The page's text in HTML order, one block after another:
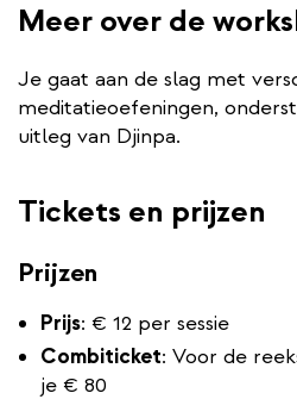
Meer over de
Je gaat aan de slag met
meditatieoefeningen,
uitleg van Djinpa.
Tickets en prijzen
Prijzen
Prijs: € 12 per sessie
Combiticket: Voor de
je € 80